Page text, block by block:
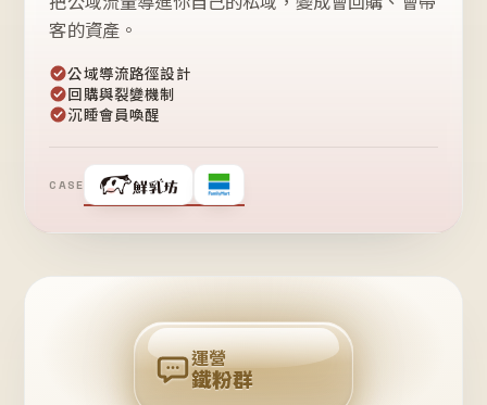
客的資產。
公域導流路徑設計
回購與裂變機制
沉睡會員喚醒
CASE
❤
粉
回
購
運營
鐵粉群